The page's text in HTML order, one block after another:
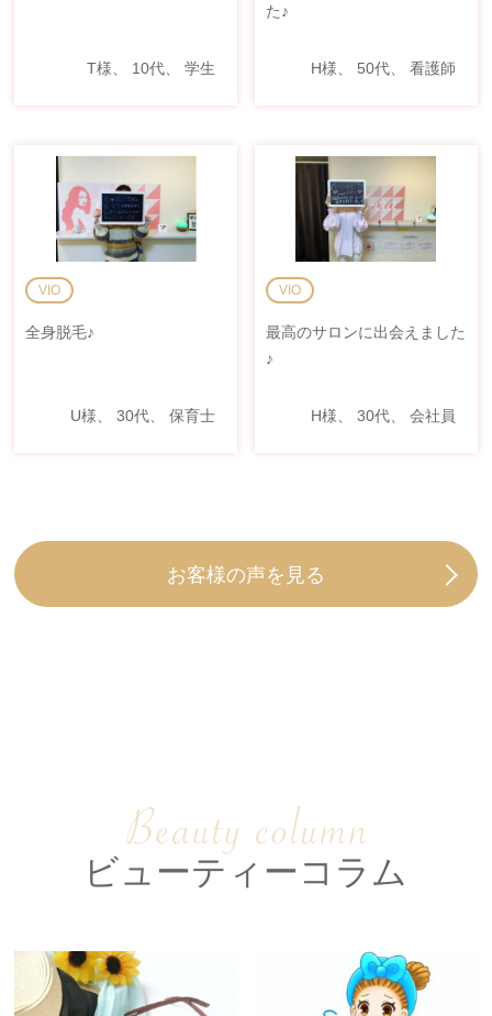
バストケア
T様、 10代、 学生
た♪
H様、 50代、 看護師
VIO
全身脱毛♪
U様、 30代、 保育士
VIO
最高のサロンに出会えました
♪
H様、 30代、 会社員
お客様の声を見る
ビューティーコラム